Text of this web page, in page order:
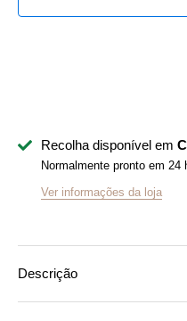
Recolha disponível em
Normalmente pronto em 24
Ver informações da loja
Descrição